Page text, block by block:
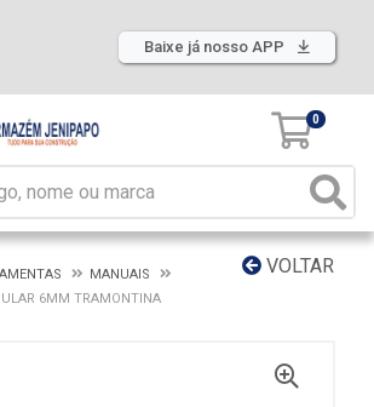
Baixe já nosso APP
0
VOLTAR
MANUAIS
6MM TRAMONTINA